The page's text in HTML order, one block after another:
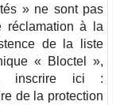
» ne sont pas
réclamation à la
de la liste
« Bloctel »,
inscrire ici :
de la protection